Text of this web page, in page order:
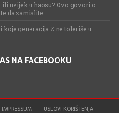
uvijek u haosu? Ovo govori o
da zamislite
generacija Z ne toleriše u
NA FACEBOOKU
IMPRESSUM USLOVI KORIŠTENJA